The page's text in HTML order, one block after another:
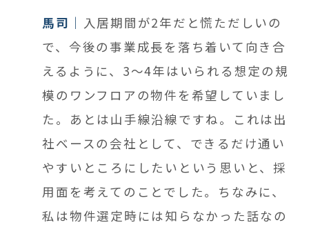
馬司
入居期間が2年だと慌ただしいの
で、今後の事業成長を落ち着いて向き合
えるように、 3～4年はいられる想定の規
模のワンフロアの物件を希望していまし
た。あとは山手線沿線ですね。これは出
社ベースの会社として、できるだけ通い
やすいところにしたいという思いと、採
用面を考えてのことでした。ちなみに、
私は物件選定時には知らなかった話なの